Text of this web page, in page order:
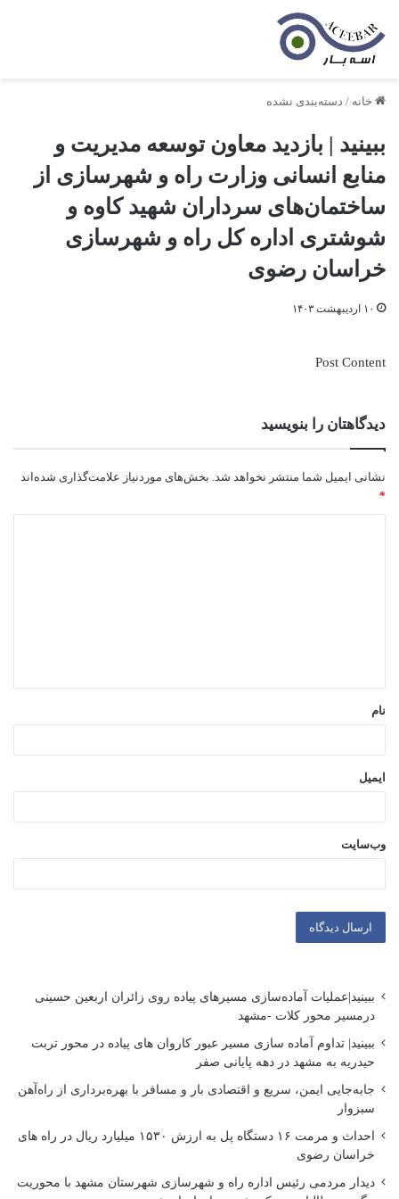
خانه / دسته‌بندی نشده
ببینید | بازدید معاون توسعه مدیریت و
منابع انسانی وزارت راه و شهرسازی از
ساختمان‌های سرداران شهید کاوه و
شوشتری اداره کل راه و شهرسازی
خراسان رضوی
۱۰ اردیبهشت ۱۴۰۳
Post Content
دیدگاهتان را بنویسید
نشانی ایمیل شما منتشر نخواهد شد. بخش‌های موردنیاز علامت‌گذاری شده‌اند
*
*
نام
ایمیل
وب‌سایت
ببینید|عملیات آماده‌سازی مسیرهای پیاده روی زائران اربعین حسینی
درمسیر محور کلات -مشهد
ببینید| تداوم آماده سازی مسیر عبور کاروان های پیاده در محور تربت
حیدریه به مشهد در دهه پایانی صفر
جابه‌جایی ایمن، سریع و اقتصادی بار و مسافر با بهره‌برداری از راه‌آهن
سبزوار
احداث و مرمت ۱۶ دستگاه پل به ارزش ۱۵۳۰ میلیارد ریال در راه های
خراسان رضوی
دیدار مردمی رئیس اداره راه و شهرسازی شهرستان مشهد با محوریت